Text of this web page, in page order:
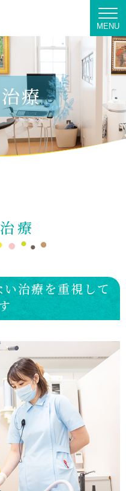
MENU
療
療
治療を重視して